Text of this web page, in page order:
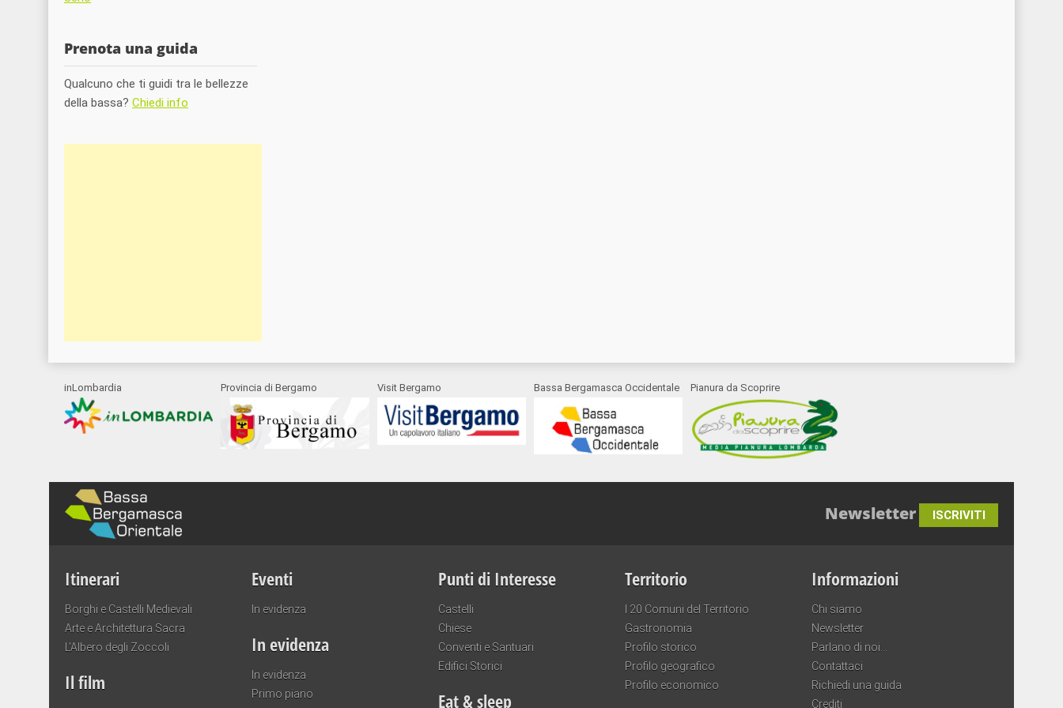
Prenota una guida
Qualcuno che ti guidi tra le bellezze
della bassa? Chiedi info
inLombardia Provincia di Bergamo Visit Bergamo Bassa Bergamasca Occidentale Pianura da Scoprire
Newsletter ISCRIVITI
Itinerari
Borghi e Castelli Medievali
Arte e Architettura Sacra
L’Albero degli Zoccoli
Il film
Eventi
In evidenza
In evidenza
In evidenza
Primo piano
Punti di Interesse
Castelli
Chiese
Conventi e Santuari
Edifici Storici
Eat & sleep
Territorio
I 20 Comuni del Territorio
Gastronomia
Profilo storico
Profilo geografico
Profilo economico
Informazioni
Chi siamo
Newsletter
Parlano di noi…
Contattaci
Richiedi una guida
Crediti